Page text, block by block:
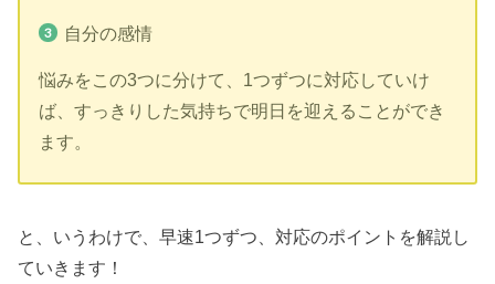
自分の感情
悩みをこの3つに分けて、1つずつに対応していけ
ば、すっきりした気持ちで明日を迎えることができ
ます。
と、いうわけで、早速1つずつ、対応のポイントを解説し
ていきます！